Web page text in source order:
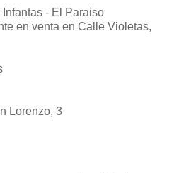
- El Paraiso
en venta en Calle Violetas,
Lorenzo, 3